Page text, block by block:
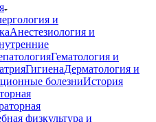
и
Анестезиология и
Гематология и
ГигиенаДерматология и
болезниИстория
физкультура и